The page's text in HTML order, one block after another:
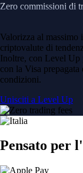
Zero commissioni di
Valorizza al
criptovalute di
Inoltre, con Level Up
con la Visa
condizioni.
Unisciti a Level Up
Pensato per